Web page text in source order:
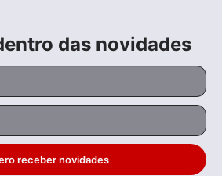
das novidades
receber novidades